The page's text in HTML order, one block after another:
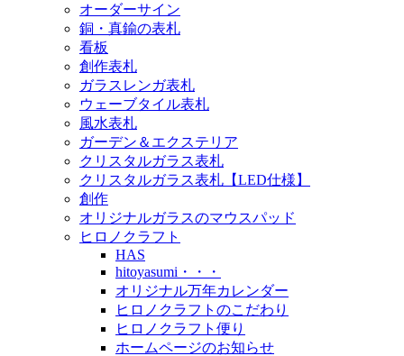
オーダーサイン
銅・真鍮の表札
看板
創作表札
ガラスレンガ表札
ウェーブタイル表札
風水表札
ガーデン＆エクステリア
クリスタルガラス表札
クリスタルガラス表札【LED仕様】
創作
オリジナルガラスのマウスパッド
ヒロノクラフト
HAS
hitoyasumi・・・
オリジナル万年カレンダー
ヒロノクラフトのこだわり
ヒロノクラフト便り
ホームページのお知らせ